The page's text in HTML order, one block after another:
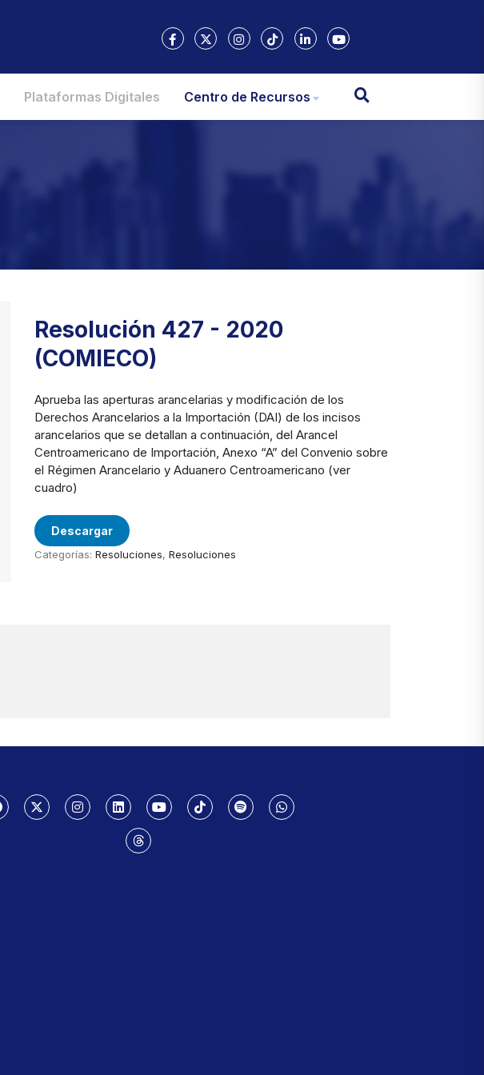
Plataformas Digitales Centro de Recursos
Resolución 427 - 2020
(COMIECO)
Aprueba las aperturas arancelarias y modificación de los
Derechos Arancelarios a la Importación (DAI) de los incisos
arancelarios que se detallan a continuación, del Arancel
Centroamericano de Importación, Anexo “A” del Convenio sobre
el Régimen Arancelario y Aduanero Centroamericano (ver
cuadro)
Descargar
Categorías: Resoluciones, Resoluciones